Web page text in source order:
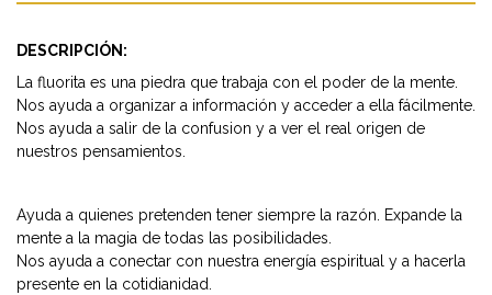
DESCRIPCIÓN:
La fluorita es una piedra que trabaja con el poder de la mente.
Nos ayuda a organizar a información y acceder a ella fácilmente.
Nos ayuda a salir de la confusion y a ver el real origen de
nuestros pensamientos.
Ayuda a quienes pretenden tener siempre la razón. Expande la
mente a la magia de todas las posibilidades.
Nos ayuda a conectar con nuestra energía espiritual y a hacerla
presente en la cotidianidad.